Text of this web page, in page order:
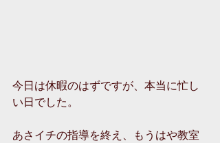
今日は休暇のはずですが、本当に忙し
い日でした。
あさイチの指導を終え、もうはや教室